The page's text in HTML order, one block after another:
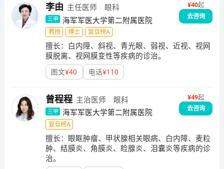
军乃至全国颇具影响的眼科特色科室。眼眶疾病，尤其
是眼眶肿瘤，一直就是眼科的疑难重症，不仅损害眼球
和视功能，而且还会危及生命。眼眶部位的范围局促、
解剖结构的错综复杂，导致临床和影像诊断难度大、手
术风险高，稍不注意就可能影响到眼球、视神经、眼外
肌和丰富的血管组织，引起视力丧失、外观美容异常等
后果。因此眼眶肿瘤的基础研究和临床治疗极其复杂，
令人望而生畏，其在国内发展有限，此前在华东地区更
是一片空白。令人欣慰的是，长征医院眼科25余来始终
盯住眼眶肿瘤不放，通过外学内联，以严谨的科学态度
不畏艰险、知难而进、刻苦钻研，在基础研究和临床治
疗等方面都相继取得了一系列的突破性成果，从而填补
了这一空白，并且形成了以眼眶肿瘤诊断和治疗为主的
鲜明特色，使长征医院眼科在国内名声大振、独树一
李由 主任医师 眼科
三甲 海军军医大学第二附属医院
¥40起
去咨询
教授
博士 复旦榜A
擅长： 白内障、斜视、青光眼、弱视、近视、视网
膜脱离、视网膜变性等疾病的诊治。
图文¥40 电话¥110
曾程程 主治医师 眼科
三甲 海军军医大学第二附属医院
¥49起
去咨询
复旦榜A
擅长： 眼眶肿瘤、甲状腺相关眼病、白内障、麦粒
肿、结膜炎、角膜炎、睑腺炎、泪囊炎等疾病的诊
治。